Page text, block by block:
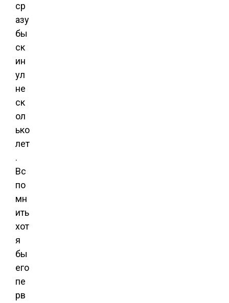
ср
азу
бы
ск
ин
ул
не
ск
ол
ько
лет
.
Вс
по
мн
ить
хот
я
бы
его
пе
рв